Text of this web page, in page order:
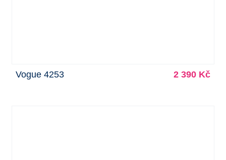
Vogue 4253 2 390 Kč